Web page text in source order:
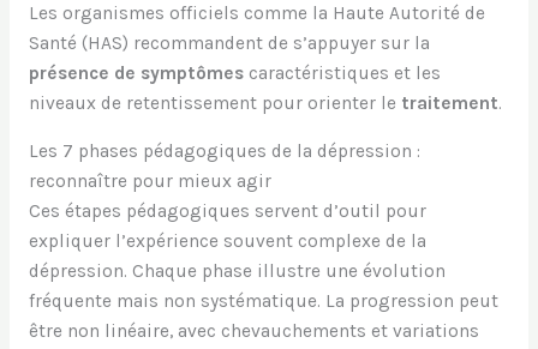
Les organismes officiels comme la Haute Autorité de
Santé (HAS) recommandent de s’appuyer sur la
présence de symptômescaractéristiques et les
niveaux de retentissement pour orienter le traitement.
Les 7 phases pédagogiques de la dépression :
reconnaître pour mieux agir
Ces étapes pédagogiques servent d’outil pour
expliquer l’expérience souvent complexe de la
dépression. Chaque phase illustre une évolution
fréquente mais non systématique. La progression peut
être non linéaire, avec chevauchements et variations